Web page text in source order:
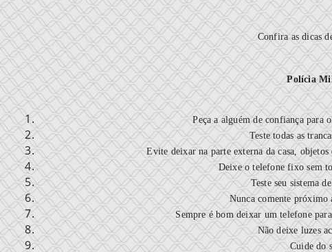
Confira as dicas
Polícia
Peça a alguém de confiança para
Teste todas as
Evite deixar na parte externa da casa,
Deixe o telefone fixo sem
Teste seu sistema
Nunca comente próximo
Sempre é bom deixar um telefone
Não deixe luzes
Cuide do